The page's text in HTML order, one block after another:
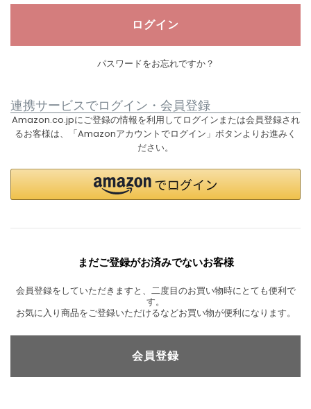
ログイン
パスワードをお忘れですか？
連携サービスでログイン・会員登録
Amazon.co.jpにご登録の情報を利用してログインまたは会員登録され
るお客様は、「Amazonアカウントでログイン」ボタンよりお進みく
ださい。
まだご登録がお済みでないお客様
会員登録をしていただきますと、二度目のお買い物時にとても便利で
す。
お気に入り商品をご登録いただけるなどお買い物が便利になります。
会員登録